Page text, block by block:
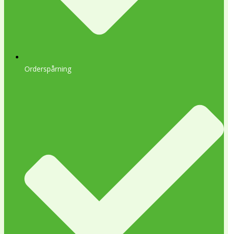
Orderspårning